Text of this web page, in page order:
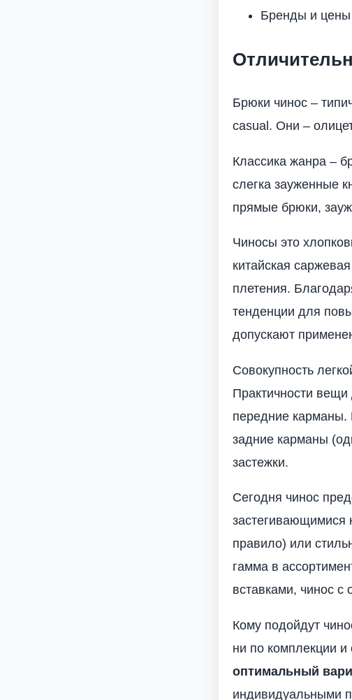
Бренды и цены
Брюки чинос –
casual. Они –
Классика жанра –
слегка зауженные
прямые брюки,
Чиносы это
китайская
плетения.
тенденции для
допускают
Совокупность
Практичности
передние карманы.
задние карманы
застежки.
Сегодня чинос
застегивающимися
правило) или
гамма в
вставками, чинос
Кому подойдут
ни по комплекции
оптимальный
индивидуальными